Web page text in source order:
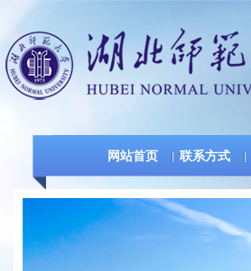
网站首页 联系方式